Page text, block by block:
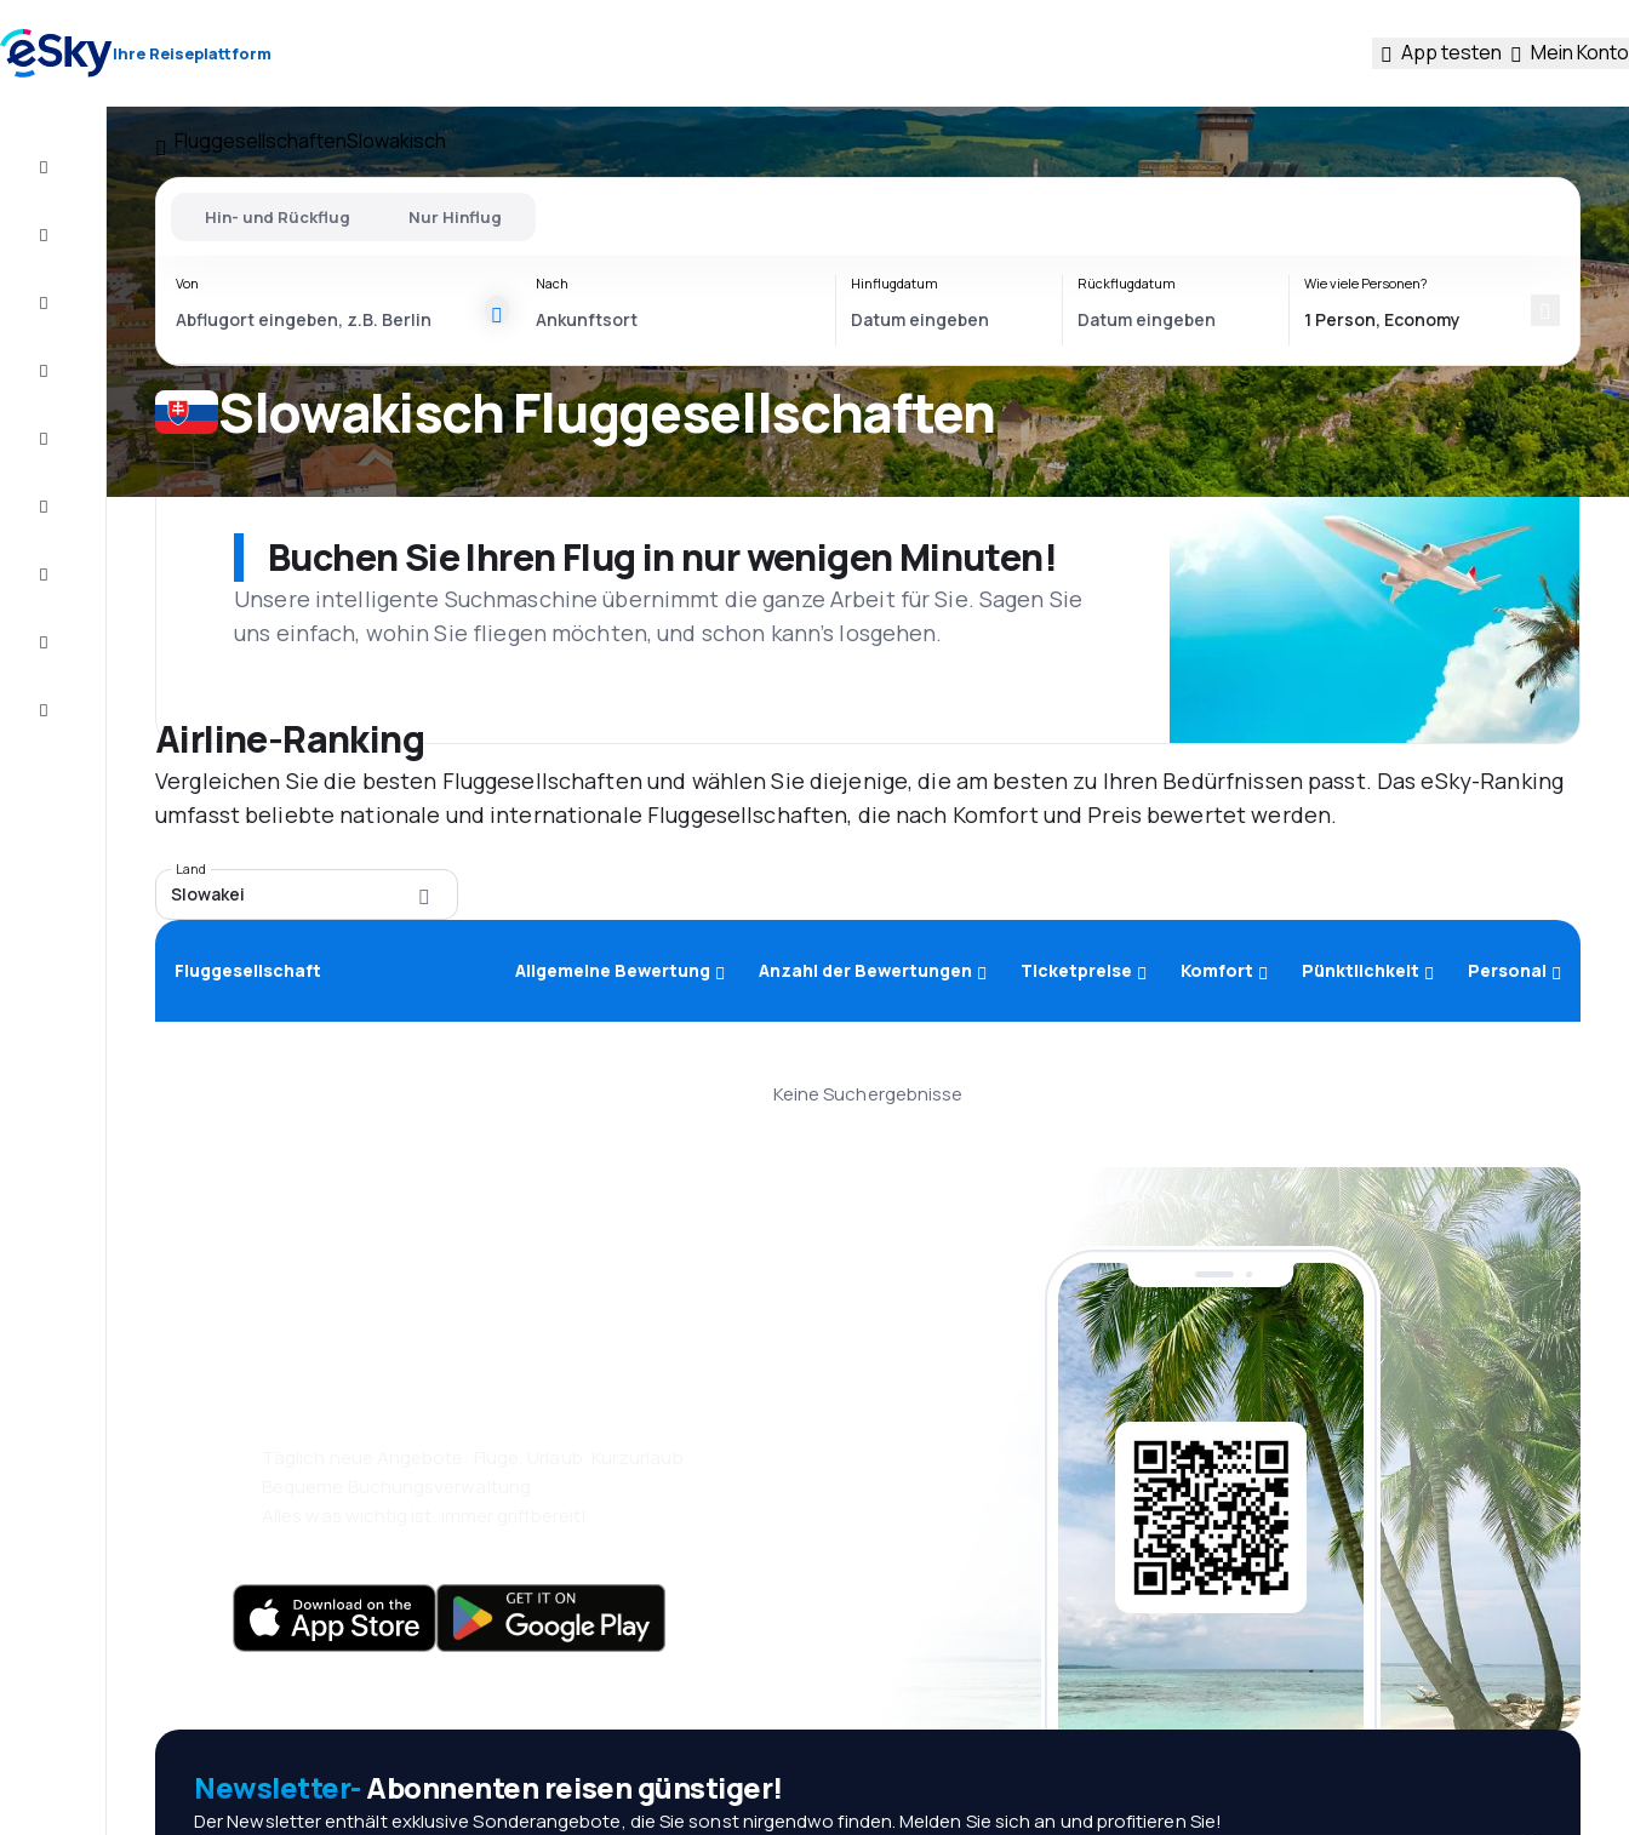
Ihre Reiseplattform App testen Mein Konto
Kurzurlaub
Unterkunft
FluggesellschaftenSlowakisch
Slowakisch Fluggesellschaften
Hin- und Rückflug Nur Hinflug
Von Nach Hinflugdatum Rückflugdatum Wie viele Personen?
Buchen Sie Ihren Flug in nur wenigen Minuten!
Unsere intelligente Suchmaschine übernimmt die ganze Arbeit für Sie. Sagen Sie
uns einfach, wohin Sie fliegen möchten, und schon kann’s losgehen.
Airline-Ranking
Vergleichen Sie die besten Fluggesellschaften und wählen Sie diejenige, die am besten zu Ihren Bedürfnissen passt. Das eSky-Ranking
umfasst beliebte nationale und internationale Fluggesellschaften, die nach Komfort und Preis bewertet werden.
Land
Slowakei
Fluggesellschaft Allgemeine Bewertung Anzahl der Bewertungen Ticketpreise Komfort Pünktlichkeit Personal
Keine Suchergebnisse
Newsletter-Abonnenten reisen günstiger!
Der Newsletter enthält exklusive Sonderangebote, die Sie sonst nirgendwo finden. Melden Sie sich an und profitieren Sie!